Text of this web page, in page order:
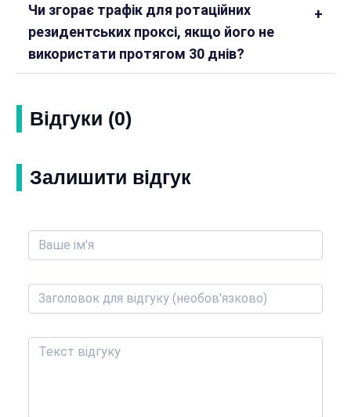
Чи згорає трафік для ротаційних
резидентських проксі, якщо його не
використати протягом 30 днів?
Відгуки (0)
Залишити відгук